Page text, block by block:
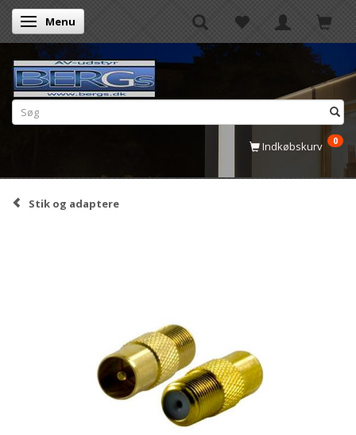
Skifte navigation
Menu
Indkøbskurv 0
Stik og adaptere